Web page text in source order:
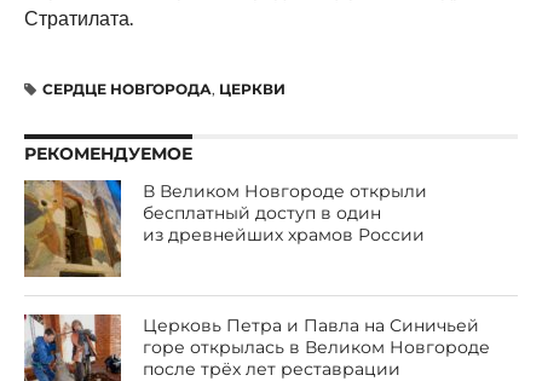
Стратилата.
СЕРДЦЕ НОВГОРОДА, ЦЕРКВИ
РЕКОМЕНДУЕМОЕ
В Великом Новгороде открыли
бесплатный доступ в один
из древнейших храмов России
Церковь Петра и Павла на Синичьей
горе открылась в Великом Новгороде
после трёх лет реставрации